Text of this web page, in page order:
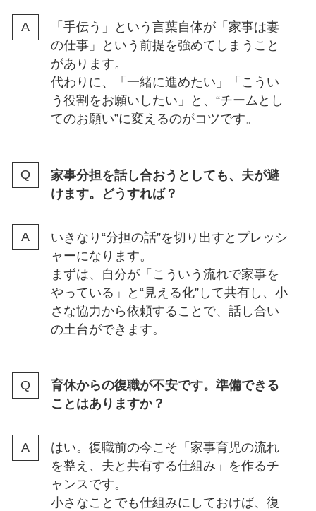
「手伝う」という言葉自体が「家事は妻
の仕事」という前提を強めてしまうこと
があります。
代わりに、「一緒に進めたい」「こうい
う役割をお願いしたい」と、“チームとし
てのお願い”に変えるのがコツです。
家事分担を話し合おうとしても、夫が避
けます。どうすれば？
いきなり“分担の話”を切り出すとプレッシ
ャーになります。
まずは、自分が「こういう流れで家事を
やっている」と“見える化”して共有し、小
さな協力から依頼することで、話し合い
の土台ができます。
育休からの復職が不安です。準備できる
ことはありますか？
はい。復職前の今こそ「家事育児の流れ
を整え、夫と共有する仕組み」を作るチ
ャンスです。
小さなことでも仕組みにしておけば、復